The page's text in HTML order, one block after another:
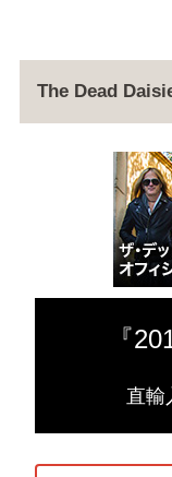
The Dead
『
直輸